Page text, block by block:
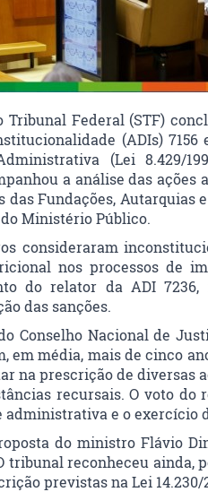
Tribunal Federal (STF)
(ADIs)
(Lei 8.429/
a análise das
das Fundações,
Ministério Público.
consideraram
nos processos de
do relator da ADI
das sanções.
Conselho Nacional de
em média, mais de cinco
na prescrição de diversas
recursais. O voto
administrativa e o exercício
do ministro Flávio
tribunal reconheceu
previstas na Lei 14.230/